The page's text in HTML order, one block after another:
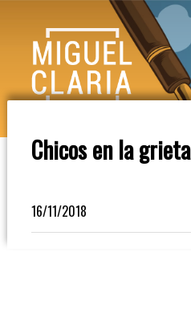
Mesa
Café
Opinión
Chicos en la grieta
16/11/2018